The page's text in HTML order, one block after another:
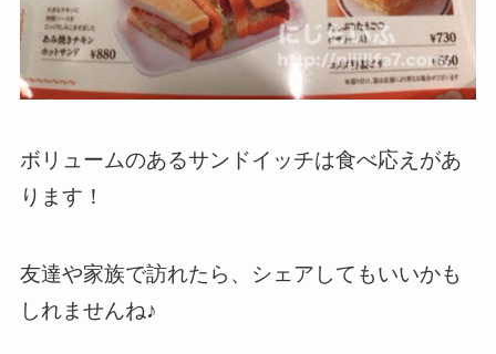
ボリュームのあるサンドイッチは食べ応えがあ
ります！
友達や家族で訪れたら、シェアしてもいいかも
しれませんね♪